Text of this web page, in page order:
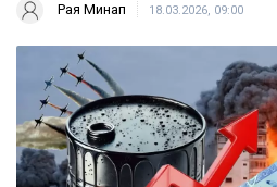
Рая Минап 18.03.2026, 09:00